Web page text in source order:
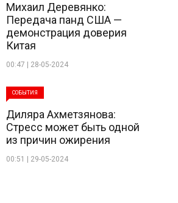
Михаил Деревянко:
Передача панд США —
демонстрация доверия
Китая
00:47 | 28-05-2024
СОБЫТИЯ
Диляра Ахметзянова:
Стресс может быть одной
из причин ожирения
00:51 | 29-05-2024